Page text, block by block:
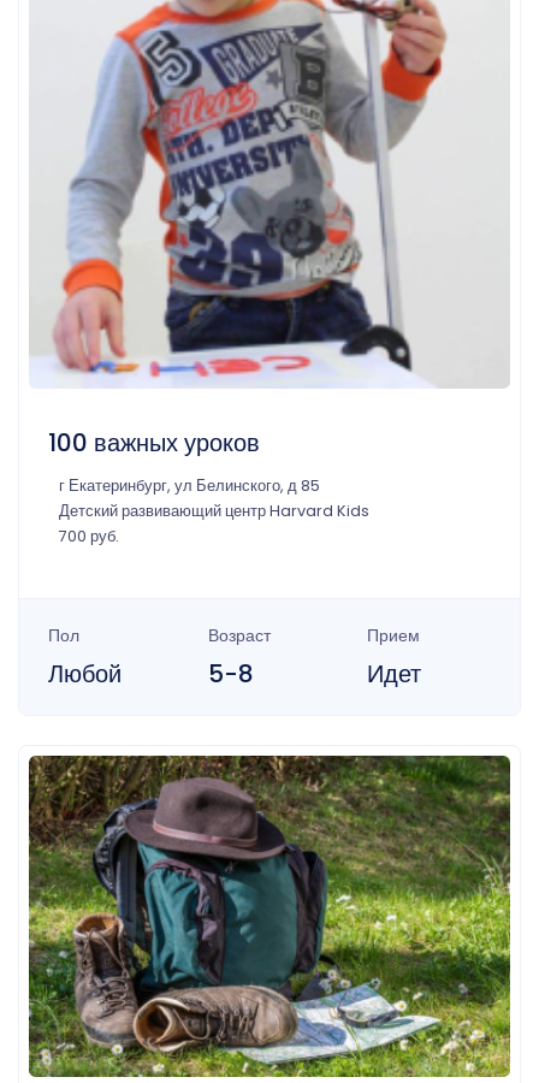
100 важных уроков
г Екатеринбург, ул Белинского, д 85
Детский развивающий центр Harvard Kids
700 руб.
Пол
Любой
Возраст
5-8
Прием
Идет